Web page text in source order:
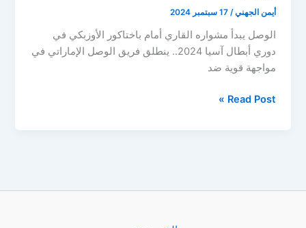
أيمن الجهني/17 سبتمبر 2024
الوصل يبدأ مشواره القاري أمام باختاكور الأوزبكي في
دوري أبطال آسيا 2024.. ينطلق فريق الوصل الإماراتي في
مواجهة قوية ضد
الوصل
Read Post »